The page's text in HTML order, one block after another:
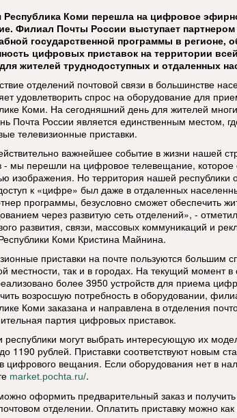
Республика Коми перешла на цифровое
Филиал Почты России выступает партнером
государственной программы в регионе,
цифровых приставок на территории
жителей труднодоступных и отдаленных
отделений почтовой связи в большинстве
удовлетворить спрос на оборудование для
Коми. На сегодняшний день для жителей
Почта России является единственным местом,
телевизионные приставки.
важнейшее событие в жизни нашей
- мы перешли на цифровое телевещание, которое
изображения. Но территория нашей республики
к «цифре» был даже в отдаленных
программы, безусловно сможет обеспечить
через развитую сеть отделений», -
развития, связи, массовых коммуникаций и
Коми Кристина Майнина.
приставки на почте пользуются большим
местности, так и в городах. На текущий момент в
более 3950 устройств для приема
возросшую потребность в оборудовании,
Коми заказана и направлена в отделения
партия цифровых приставок.
республики могут выбрать интересующую их
1190 рублей. Приставки соответствуют новым
цифрового вещания. Если оборудования нет в
market.pochta.ru/.
оформить предварительный заказ и
отделении. Оплатить приставку можно